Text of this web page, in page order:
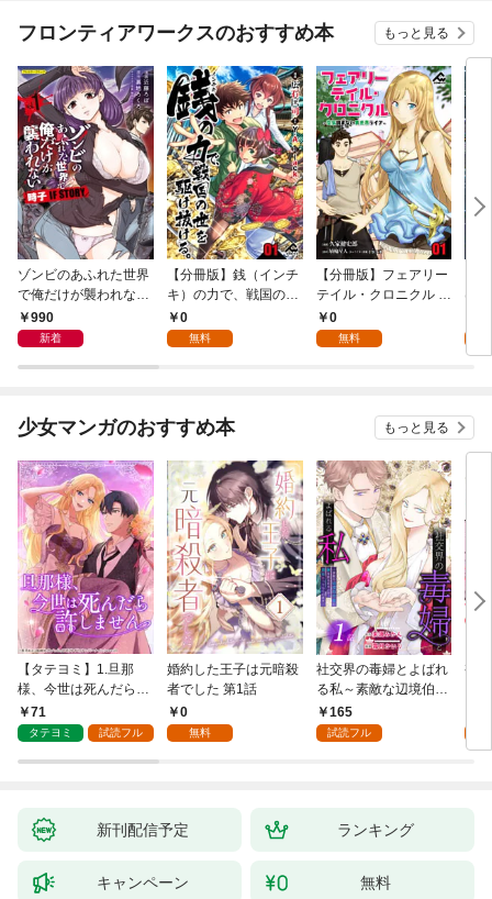
フロンティアワークスのおすすめ本 もっと見る
ゾンビのあふれた世界
で俺だけが襲われない
時子 IF STORY 1
990
新着
【分冊版】銭（インチ
キ）の力で、戦国の世
を駆け抜ける。 第1話
0
無料
【分冊版】フェアリー
テイル・クロニクル ～
空気読まない異世界ラ
イフ～ 第1話
0
無料
は
少女マンガのおすすめ本 もっと見る
【タテヨミ】1.旦那
様、今世は死んだら許
しません
71
タテヨミ 試読フル
婚約した王子は元暗殺
者でした 第1話
0
無料
社交界の毒婦とよばれ
る私～素敵な辺境伯令
息に腕を折られたの
で、責任とってもらい
165
試読フル
視
新刊配信予定 ランキング
キャンペーン 無料